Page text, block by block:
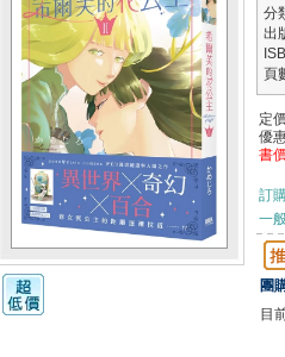
分
出
頁
定
優
書
訂
一
團
目